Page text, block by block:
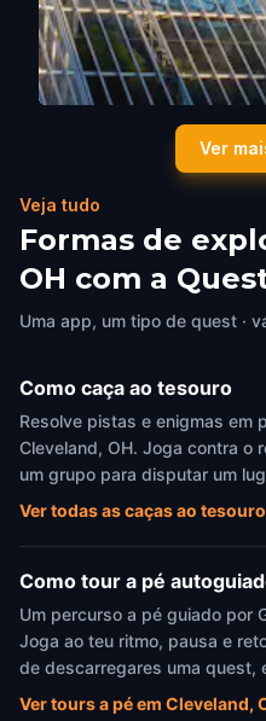
Cleveland Botanical
United States of
Ver
Veja tudo
Formas de
OH com a
Uma app, um tipo de quest ·
Como caça ao tesouro
Resolve pistas e enigmas em
Cleveland, OH. Joga contra o
um grupo para disputar um
Ver todas as caças ao
Como tour a pé
Um percurso a pé guiado por
Joga ao teu ritmo, pausa e
de descarregares uma quest,
Ver tours a pé em Cleveland,